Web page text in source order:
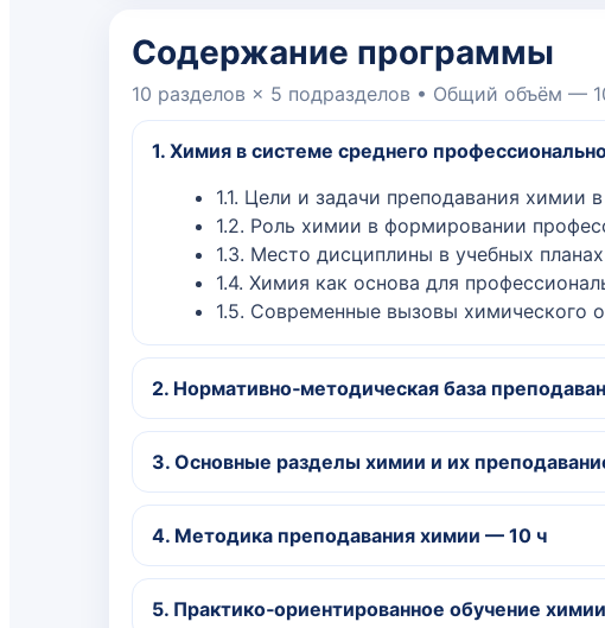
Содержание программы
10 разделов × 5 подразделов • Общий объём —
1. Химия в системе среднего
1.1. Цели и задачи преподавания химии
1.2. Роль химии в формировании
1.3. Место дисциплины в учебных
1.4. Химия как основа для
1.5. Современные вызовы химического
2. Нормативно‑методическая база
2.1. Требования ФГОС СПО по
2.2. Учебные планы и рабочие
2.3. Компетентностный подход в
2.5. Методические рекомендации и
3. Основные разделы химии и их
3.1. Общая химия
3.2. Неорганическая химия
3.3. Органическая химия
3.5. Биохимия и её связь с медициной и
4. Методика преподавания химии — 10 ч
4.1. Лекции и семинарские занятия
4.2. Практические занятия и
5. Практико‑ориентированное обучение